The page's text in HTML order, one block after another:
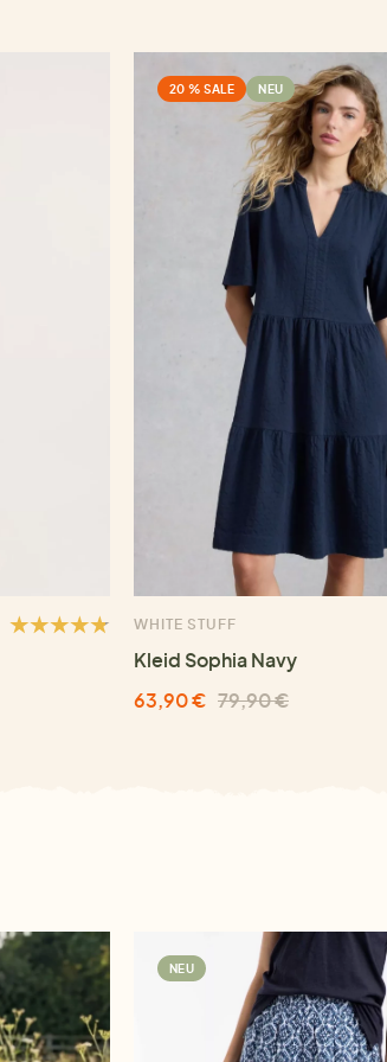
20 % SALE NEU
WHITE STUFF
Kleid Sophia Navy
63,90 € 79,90 €
NEU